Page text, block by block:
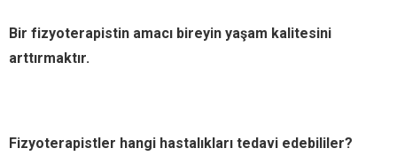
Bir fizyoterapistin amacı bireyin yaşam kalitesini
arttırmaktır.
Fizyoterapistler hangi hastalıkları tedavi edebililer?